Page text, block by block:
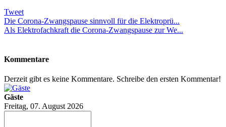
Tweet
Die Corona-Zwangspause sinnvoll für die Elektroprü...
Als Elektrofachkraft die Corona-Zwangspause zur We...
Kommentare
Derzeit gibt es keine Kommentare. Schreibe den ersten Kommentar!
Gäste
Freitag, 07. August 2026